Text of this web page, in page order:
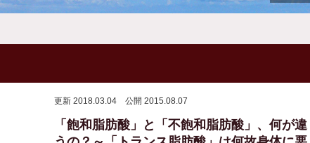
更新 2018.03.04 公開 2015.08.07
「飽和脂肪酸」と「不飽和脂肪酸」、何が違